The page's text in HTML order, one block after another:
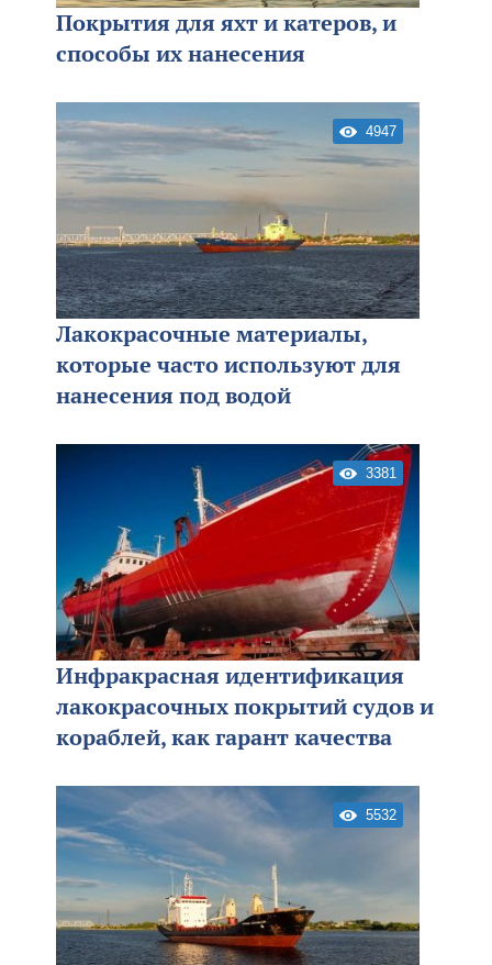
Покрытия для яхт и катеров, и
способы их нанесения
4947
Лакокрасочные материалы,
которые часто используют для
нанесения под водой
3381
Инфракрасная идентификация
лакокрасочных покрытий судов и
кораблей, как гарант качества
5532